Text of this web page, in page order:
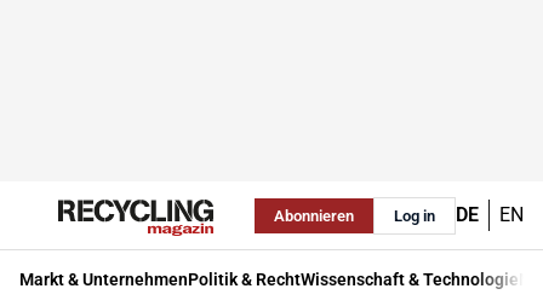
Abonnieren Log in DE EN
Markt & UnternehmenPolitik & RechtWissenschaft & Technologie